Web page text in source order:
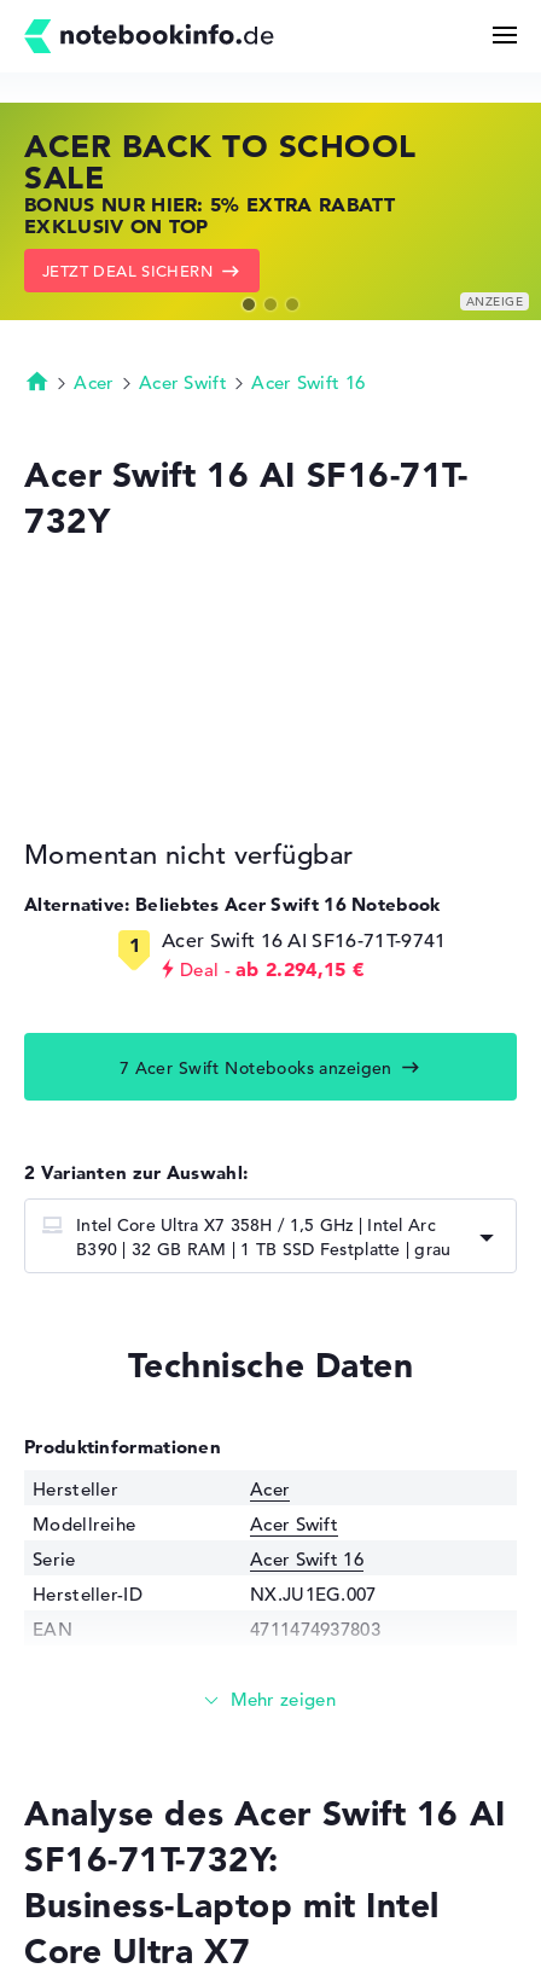
Kaufberatung
Technik & Wissen
Deals
ACER BACK TO SCHOOL
SALE
BONUS NUR HIER: 5% EXTRA RABATT
EXKLUSIV ON TOP
JETZT DEAL SICHERN
HP STORE SSV DEALS
JETZT ZUGREIFEN: NOTEBOOKS BEI HP
KRÄFTIG REDUZIERT
ZU DEN HP ANGEBOTEN
LENOVO LAPTOP DEALS
NOTEBOOKS BEI LENOVO JETZT
KRÄFTIG REDUZIERT
LENOVO DEALS ZEIGEN
Startseite
Acer Acer Swift Acer Swift 16
Acer Swift 16 AI SF16-71T-
732Y
Momentan nicht verfügbar
Alternative: Beliebtes Acer Swift 16 Notebook
Acer Swift 16 AI SF16-71T-9741
Deal ab 2.294,15 €
7 Acer Swift Notebooks anzeigen
2 Varianten zur Auswahl:
Intel Core Ultra X7 358H / 1,5 GHz | Intel Arc
B390 | 32 GB RAM | 1 TB SSD Festplatte | grau
Technische Daten
Produktinformationen
Hersteller
Acer
Modellreihe
Acer Swift
Serie
Acer Swift 16
Hersteller-ID
NX.JU1EG.007
EAN
4711474937803
Intel Core Ultra X7 358H / 1,5
Technologie
Cache
18 MB (L3-Cache)
Grafikkarte
Grafikprozessor
Intel Arc B390
RAM
Analyse des Acer Swift 16 AI
SF16-71T-732Y:
Business-Laptop mit Intel
Core Ultra X7